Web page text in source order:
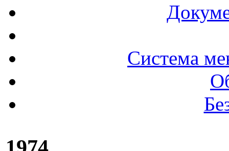
Система